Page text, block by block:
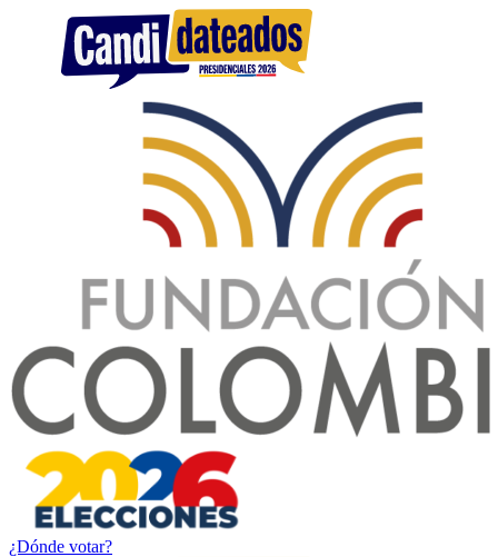
¿Dónde votar?